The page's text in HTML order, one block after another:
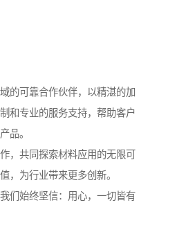
的可靠合作伙伴，以精湛的加
和专业的服务支持，帮助客户
品。
，共同探索材料应用的无限可
，为行业带来更多创新。
们始终坚信：用心，一切皆有